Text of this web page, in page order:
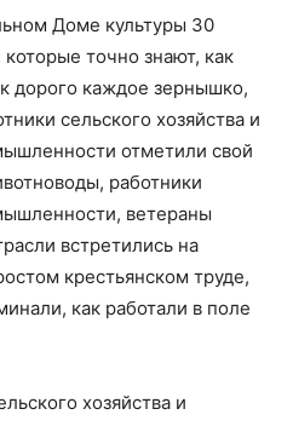
Доме культуры 30
точно знают, как
дорого каждое зернышко,
сельского хозяйства и
отметили свой
работники
ветераны
встретились на
крестьянском труде,
как работали в поле
хозяйства и